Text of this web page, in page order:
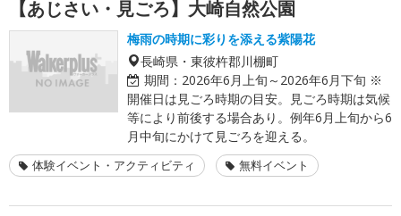
【あじさい・見ごろ】大崎自然公園
梅雨の時期に彩りを添える紫陽花
長崎県・東彼杵郡川棚町
期間： 2026年6月上旬～2026年6月下旬 ※
開催日は見ごろ時期の目安。見ごろ時期は気候
等により前後する場合あり。例年6月上旬から6
月中旬にかけて見ごろを迎える。
体験イベント・アクティビティ 無料イベント